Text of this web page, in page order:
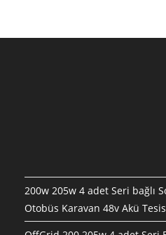
200w 205w 4 adet Seri bağlı
Otobüs Karavan 48v Akü